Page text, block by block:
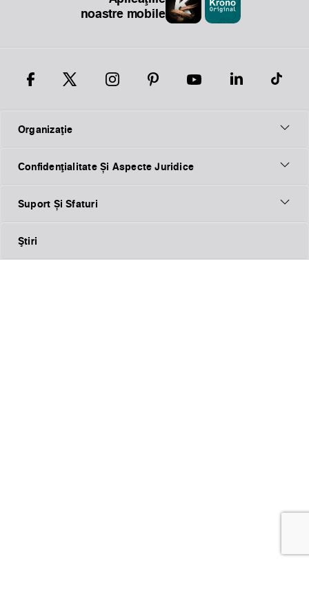
noastre mobile
Organizaţie
Confidențialitate Și Aspecte Juridice
Suport Și Sfaturi
Ştiri